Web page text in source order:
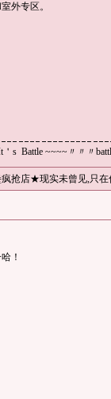
外专区。
s Battle ~~~~〃〃〃
抢店★现实未曾见,只在
！